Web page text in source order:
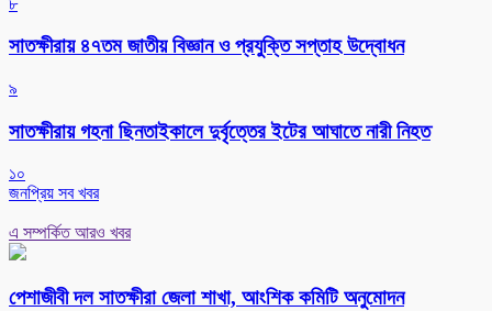
সাতক্ষীরায় ৪৭তম জাতীয় বিজ্ঞান ও প্রযুক্তি সপ্তাহ উদ্বোধন
৯
সাতক্ষীরায় গহনা ছিনতাইকালে দুর্বৃত্তের ইটের আঘাতে নারী নিহত
১০
জনপ্রিয় সব খবর
এ সম্পর্কিত আরও খবর
পেশাজীবী দল সাতক্ষীরা জেলা শাখা, আংশিক কমিটি অনুমোদন